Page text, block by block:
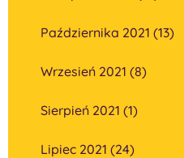
Października 2021 (13)
Wrzesień 2021 (8)
Sierpień 2021 (1)
Lipiec 2021 (24)